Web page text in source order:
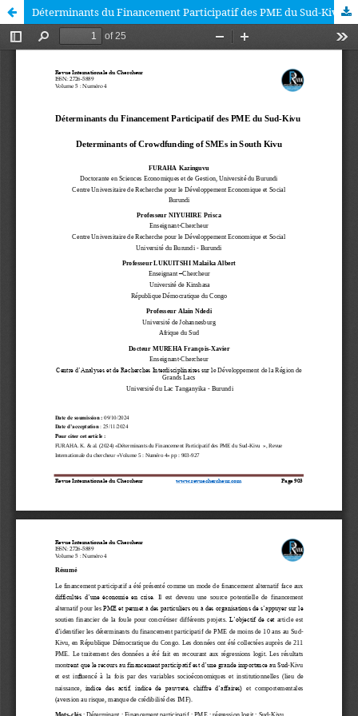
Déterminants du Financement Participatif des PME du Sud-Kivu